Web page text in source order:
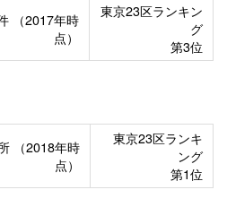
（2017年時
点）
東京23区ランキン
グ
第3位
（2018年時
点）
東京23区ランキ
ング
第1位